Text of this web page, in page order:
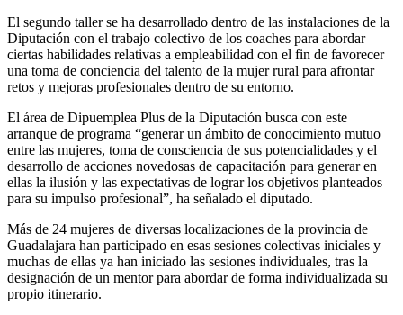
El segundo taller se ha desarrollado dentro de las instalaciones de la
Diputación con el trabajo colectivo de los coaches para abordar
ciertas habilidades relativas a empleabilidad con el fin de favorecer
una toma de conciencia del talento de la mujer rural para afrontar
retos y mejoras profesionales dentro de su entorno.
El área de Dipuemplea Plus de la Diputación busca con este
arranque de programa “generar un ámbito de conocimiento mutuo
entre las mujeres, toma de consciencia de sus potencialidades y el
desarrollo de acciones novedosas de capacitación para generar en
ellas la ilusión y las expectativas de lograr los objetivos planteados
para su impulso profesional”, ha señalado el diputado.
Más de 24 mujeres de diversas localizaciones de la provincia de
Guadalajara han participado en esas sesiones colectivas iniciales y
muchas de ellas ya han iniciado las sesiones individuales, tras la
designación de un mentor para abordar de forma individualizada su
propio itinerario.